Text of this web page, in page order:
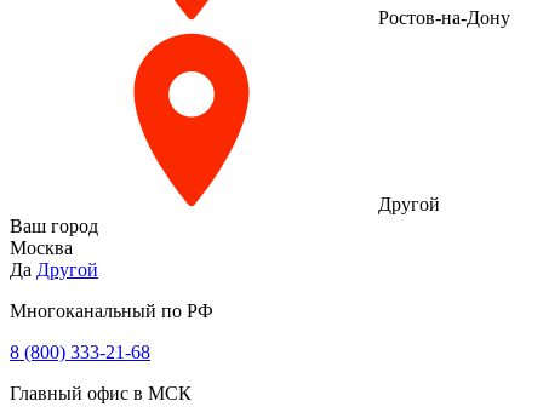
Ростов-на-Дону
Другой
Ваш город
Москва
Да Другой
Многоканальный по РФ
8 (800) 333‑21-68
Главный офис в МСК